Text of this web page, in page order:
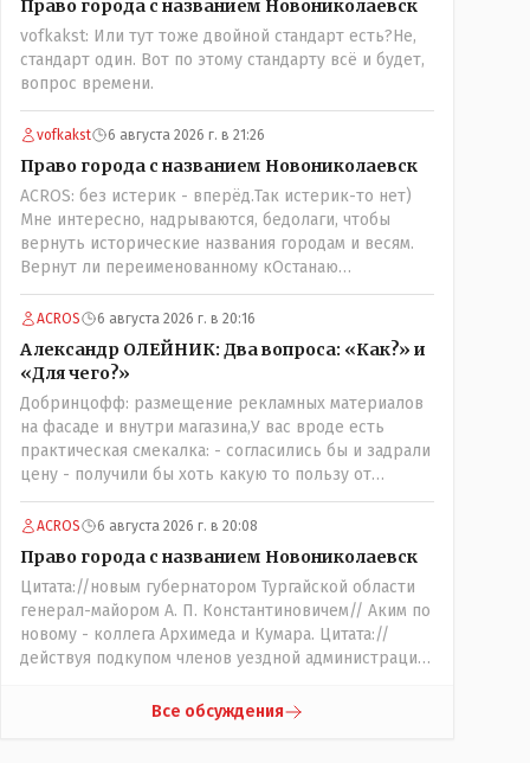
Право города с названием Новониколаевск
vofkakst: Или тут тоже двойной стандарт есть?Не,
стандарт один. Вот по этому стандарту всё и будет,
вопрос времени.
vofkakst 6 августа 2026 г. в 21:26
Право города с названием Новониколаевск
ACROS: без истерик - вперёд.Так истерик-то нет)
Мне интересно, надрываются, бедолаги, чтобы
вернуть исторические названия городам и весям.
Вернут ли переименованному кОстанаю
историческое имя? Ведь для этого же эти она..
ономасты существуют)) Или тут тоже двойной
ACROS 6 августа 2026 г. в 20:16
Александр ОЛЕЙНИК: Два вопроса: «Как?» и
«Для чего?»
Добринцофф: размещение рекламных материалов
на фасаде и внутри магазина,У вас вроде есть
практическая смекалка: - согласились бы и задрали
цену - получили бы хоть какую то пользу от
будущих депутатов, как говориться- с паршивой
овцы хоть шерсти клок, тем более эта тётенька
партийных денег.- думаю сильно не торговалась
бы.
ACROS 6 августа 2026 г. в 20:08
Право города с названием Новониколаевск
Цитата://новым губернатором Тургайской области
генерал-майором А. П. Константиновичем// Аким по
новому - коллега Архимеда и Кумара. Цитата://
действуя подкупом членов уездной администрации,
участками,// Интересно: - тогда был
Все обсуждения